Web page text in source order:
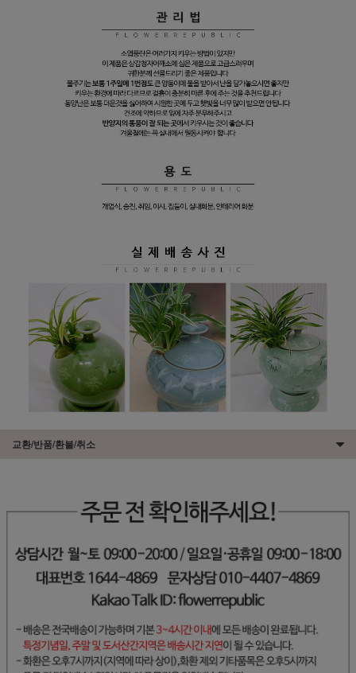
교환/반품/환불/취소